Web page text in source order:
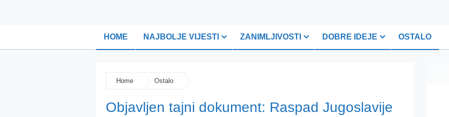
HOME NAJBOLJE VIJESTI ZANIMLJIVOSTI DOBRE IDEJE OSTALO
Home Ostalo
Objavljen tajni dokument: Raspad Jugoslavije